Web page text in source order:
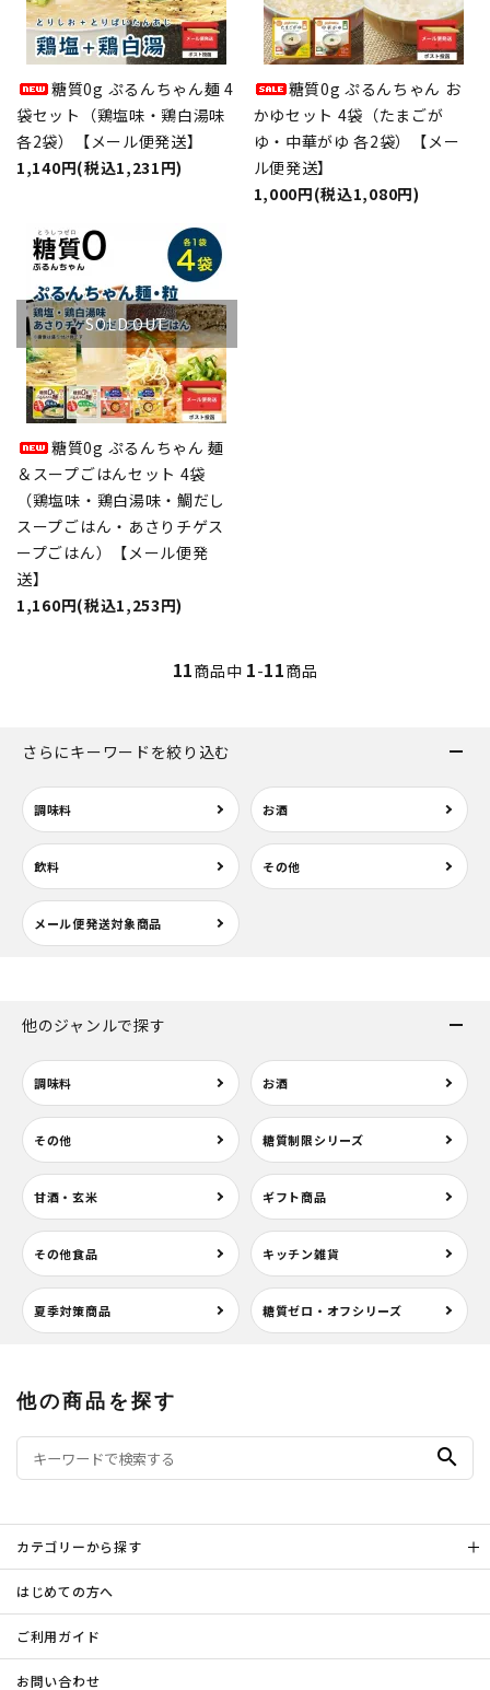
糖質0g ぷるんちゃん麺 4
袋セット（鶏塩味・鶏白湯味
各2袋）【メール便発送】
1,140円(税込1,231円)
糖質0g ぷるんちゃん お
かゆセット 4袋（たまごが
ゆ・中華がゆ 各2袋）【メー
ル便発送】
1,000円(税込1,080円)
SOLD OUT
糖質0g ぷるんちゃん 麺
＆スープごはんセット 4袋
（鶏塩味・鶏白湯味・鯛だし
スープごはん・あさりチゲス
ープごはん）【メール便発
送】
1,160円(税込1,253円)
11商品中 1-11商品
さらにキーワードを絞り込む
調味料 お酒
飲料 その他
メール便発送対象商品
他のジャンルで探す
調味料 お酒
その他 糖質制限シリーズ
甘酒・玄米 ギフト商品
その他食品 キッチン雑貨
夏季対策商品 糖質ゼロ・オフシリーズ
他の商品を探す
search
カテゴリーから探す
はじめての方へ
ご利用ガイド
お問い合わせ